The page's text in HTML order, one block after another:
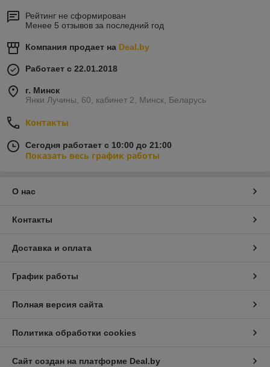
Рейтинг не сформирован
Менее 5 отзывов за последний год
Компания продает на Deal.by
Работает с 22.01.2018
г. Минск
Янки Лучины, 60, кабинет 2, Минск, Беларусь
Контакты
Сегодня работает с 10:00 до 21:00
Показать весь график работы
О нас
Контакты
Доставка и оплата
График работы
Полная версия сайта
Политика обработки cookies
Сайт создан на платформе Deal.by